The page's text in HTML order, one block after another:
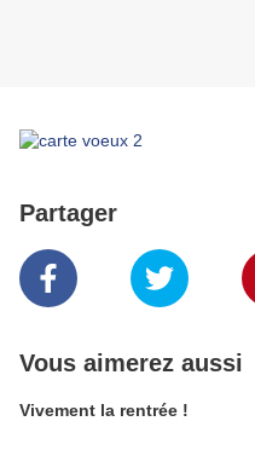
Partager
Vous aimerez aussi
Vivement la rentrée !